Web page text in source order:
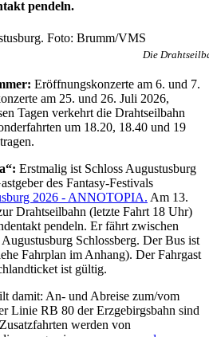
pendeln.
Die
Eröffnungskonzerte am 6. und 7.
am 25. und 26. Juli 2026,
Tagen verkehrt die Drahtseilbahn
um 18.20, 18.40 und 19
Erstmalig ist Schloss Augustusburg
des Fantasy-Festivals
2026 - ANNOTOPIA. Am 13.
Drahtseilbahn (letzte Fahrt 18 Uhr)
pendeln. Er fährt zwischen
Schlossberg. Der Bus ist
Fahrplan im Anhang). Der Fahrgast
ist gültig.
damit: An- und Abreise zum/vom
Linie RB 80 der Erzgebirgsbahn sind
werden von